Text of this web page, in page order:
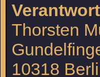
Thorsten
10318